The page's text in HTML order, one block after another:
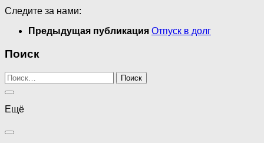
Следите за нами:
Предыдущая публикация Отпуск в долг
Поиск
Найти:
Ещё